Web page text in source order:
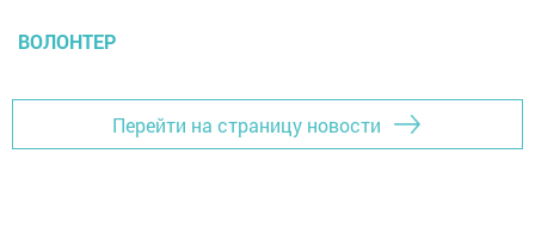
ВОЛОНТЕР
Перейти на страницу новости